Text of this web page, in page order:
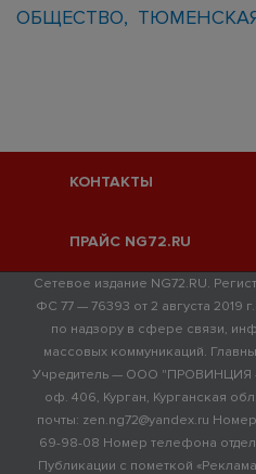
ОБЩЕСТВО
КОНТАКТЫ
ПРАЙС NG72.RU
Сетевое издание NG72.RU.
ФС 77 — 76393 от 2 августа 2019
по надзору в сфере связи,
массовых коммуникаций.
Учредитель — ООО "ПРОВИНЦИЯ -
оф. 406, Курган, Курганская
почты: zen.ng72@yandex.ru
69-98-08 Номер телефона
Публикации с пометкой